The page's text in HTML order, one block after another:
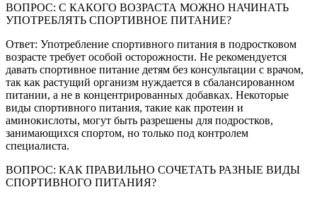
ВОПРОС: С КАКОГО ВОЗРАСТА МОЖНО НАЧИНАТЬ
УПОТРЕБЛЯТЬ СПОРТИВНОЕ ПИТАНИЕ?
Ответ: Употребление спортивного питания в подростковом
возрасте требует особой осторожности. Не рекомендуется
давать спортивное питание детям без консультации с врачом,
так как растущий организм нуждается в сбалансированном
питании, а не в концентрированных добавках. Некоторые
виды спортивного питания, такие как протеин и
аминокислоты, могут быть разрешены для подростков,
занимающихся спортом, но только под контролем
специалиста.
ВОПРОС: КАК ПРАВИЛЬНО СОЧЕТАТЬ РАЗНЫЕ ВИДЫ
СПОРТИВНОГО ПИТАНИЯ?